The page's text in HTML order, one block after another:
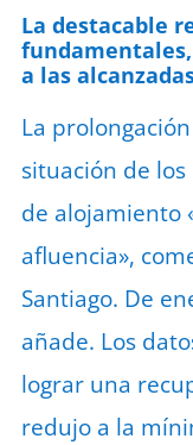
La destacable
a las
La
situación de los
de alojamiento
afluencia»,
Santiago. De
añade. Los
lograr una
redujo a la